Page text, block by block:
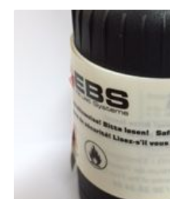
Bildergalerie überspringen